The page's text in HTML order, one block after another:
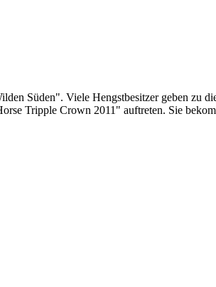
Süden". Viele Hengstbesitzer geben zu
Tripple Crown 2011" auftreten. Sie